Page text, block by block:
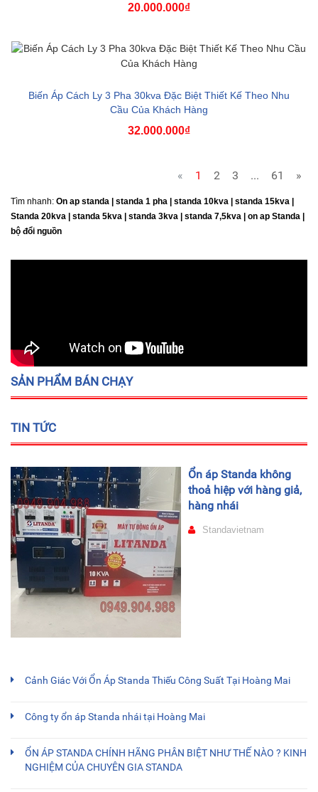
20.000.000₫
Biến Áp Cách Ly 3 Pha 30kva Đặc Biệt Thiết Kế Theo Nhu
Cầu Của Khách Hàng
32.000.000₫
« 1 2 3 ... 61 »
Tìm nhanh: On ap standa | standa 1 pha | standa 10kva | standa 15kva |
Standa 20kva | standa 5kva | standa 3kva | standa 7,5kva | on ap Standa |
bộ đổi nguồn
SẢN PHẨM BÁN CHẠY
TIN TỨC
Ổn áp Standa không
thoả hiệp với hàng giả,
hàng nhái
Standavietnam
Cảnh Giác Với Ổn Áp Standa Thiếu Công Suất Tại Hoàng Mai
Công ty ổn áp Standa nhái tại Hoàng Mai
ỔN ÁP STANDA CHÍNH HÃNG PHÂN BIỆT NHƯ THẾ NÀO ? KINH
NGHIỆM CỦA CHUYÊN GIA STANDA